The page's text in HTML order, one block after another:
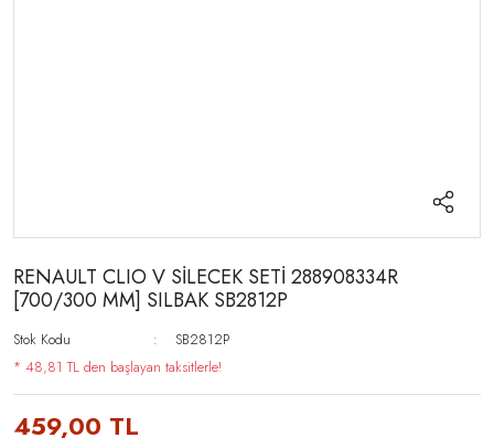
RENAULT CLIO V SİLECEK SETİ 288908334R
[700/300 MM] SILBAK SB2812P
Stok Kodu
SB2812P
* 48,81 TL den başlayan taksitlerle!
459,00 TL